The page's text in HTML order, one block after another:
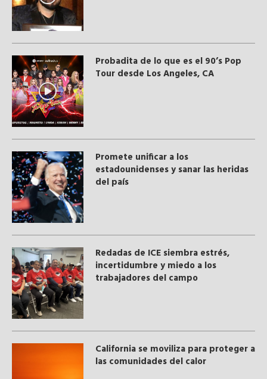
Probadita de lo que es el 90’s Pop
Tour desde Los Angeles, CA
Promete unificar a los
estadounidenses y sanar las heridas
del país
​Redadas de ICE siembra estrés,
incertidumbre y miedo a los
trabajadores del campo
California se moviliza para proteger a
las comunidades del calor